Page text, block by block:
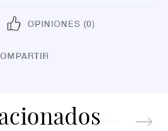
OPINIONES (0)